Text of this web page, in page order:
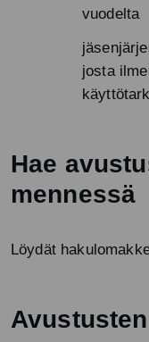
vuodelta
josta
Hae
mennessä
Löydät